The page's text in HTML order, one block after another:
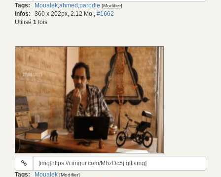
gif:
Tags: Moualek,ahmed ,parodie [Modifier]
Infos: 360 x 202px, 2.12 Mo , #1662
Utilisé 1 fois
URL
Tags: Moualek [Modifier]